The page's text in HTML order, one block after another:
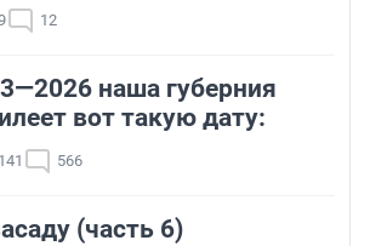
12
наша губерния
вот такую дату:
566
(часть 6)